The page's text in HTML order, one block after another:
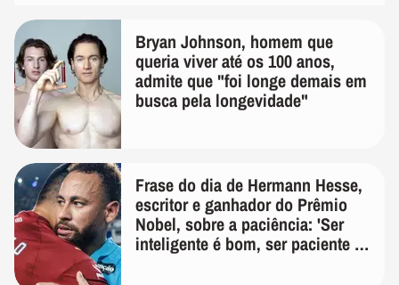
Bryan Johnson, homem que
queria viver até os 100 anos,
admite que "foi longe demais em
busca pela longevidade"
Frase do dia de Hermann Hesse,
escritor e ganhador do Prêmio
Nobel, sobre a paciência: 'Ser
inteligente é bom, ser paciente é